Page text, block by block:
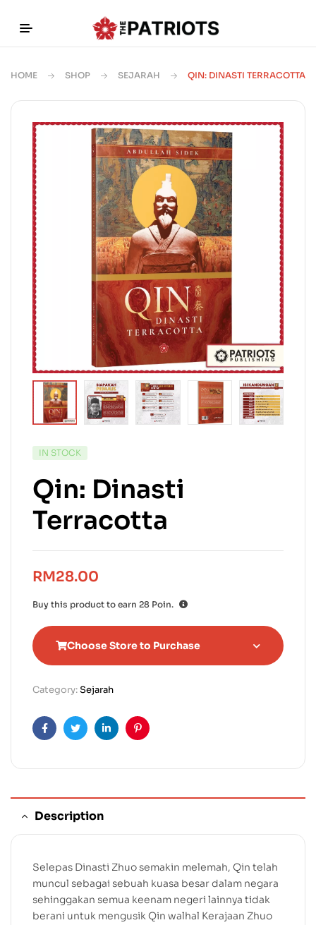
HOME SHOP SEJARAH QIN: DINASTI TERRACOTTA
IN STOCK
Qin: Dinasti
Terracotta
RM28.00
Buy this product to earn 28 Poin.
Choose Store to Purchase
Category:Sejarah
FacebookTwitterLinkedinPinterest
Description
Selepas Dinasti Zhuo semakin melemah, Qin telah
muncul sebagai sebuah kuasa besar dalam negara
sehinggakan semua keenam negeri lainnya tidak
berani untuk mengusik Qin walhal Kerajaan Zhuo